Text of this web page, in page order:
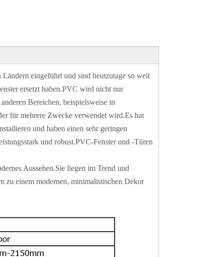
eingeführt und sind heutzutage so weit
ersetzt haben.PVC wird nicht nur
Bereichen, beispielsweise in
für mehrere Zwecke verwendet wird.Es hat
und haben einen sehr geringen
und robust.PVC-Fenster und -Türen
Aussehen.Sie liegen im Trend und
zu einem modernen, minimalistischen Dekor